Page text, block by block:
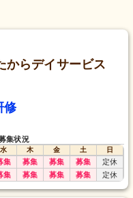
からデイサービス
修
集状況
水 木 金 土
日
集 募集 募集 募集 定休
集 募集 募集 募集 定休